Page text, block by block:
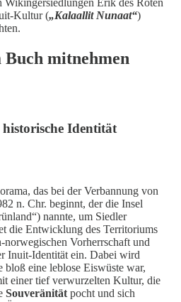
Wikingersiedlungen Erik des Roten
Kultur („Kalaallit Nunaat“)
Buch mitnehmen
historische Identität
das bei der Verbannung von
n. Chr. beginnt, der die Insel
nannte, um Siedler
die Entwicklung des Territoriums
Vorherrschaft und
Inuit-Identität ein. Dabei wird
bloß eine leblose Eiswüste war,
einer tief verwurzelten Kultur, die
Souveränität pocht und sich